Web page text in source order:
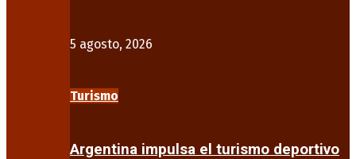
5 agosto, 2026
Turismo
Argentina impulsa el turismo deportivo